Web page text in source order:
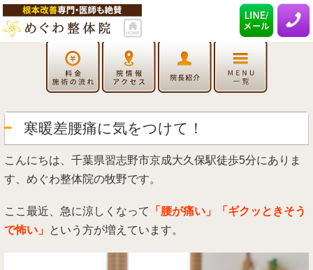
寒暖差腰痛に気をつけて！
こんにちは、千葉県習志野市京成大久保駅徒歩5分にありま
す、めぐわ整体院の牧野です。
ここ最近、急に涼しくなって
「腰が痛い」「ギクッときそう
で怖い」 という方が増えています。